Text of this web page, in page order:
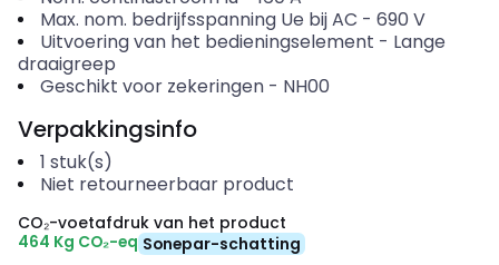
Max. nom. bedrijfsspanning Ue bij AC - 690 V
Uitvoering van het bedieningselement - Lange
draaigreep
Geschikt voor zekeringen- NH00
Verpakkingsinfo
1 stuk(s)
Niet retourneerbaar product
CO₂-voetafdruk van het product
464 Kg CO₂-eq Sonepar-schatting